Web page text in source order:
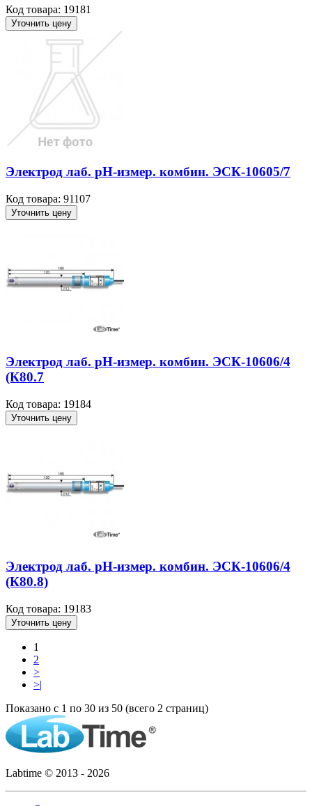
Код товара: 19181
Уточнить цену
Электрод лаб. рН-измер. комбин. ЭСК-10605/7
Код товара: 91107
Уточнить цену
Электрод лаб. рН-измер. комбин. ЭСК-10606/4
(К80.7
Код товара: 19184
Уточнить цену
Электрод лаб. рН-измер. комбин. ЭСК-10606/4
(К80.8)
Код товара: 19183
Уточнить цену
1
2
>
>|
Показано с 1 по 30 из 50 (всего 2 страниц)
Labtime © 2013 - 2026